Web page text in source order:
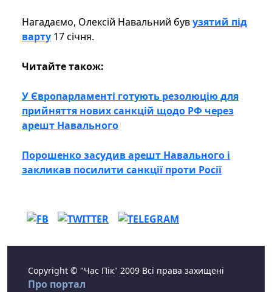
Нагадаємо, Олексій Навальний бувузятий під
варту 17 січня.
Читайте також:
У Європарламенті готують резолюцію для
прийняття нових санкцій щодо РФ через
арешт Навального
Порошенко засудив арешт Навального і
закликав посилити санкції проти Росії
Copyright © "Час Пік" 2009 Всі права захищені
Про портал